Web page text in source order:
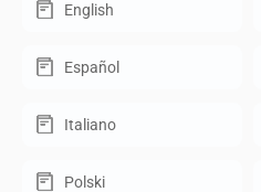
English
Español
Italiano
Polski